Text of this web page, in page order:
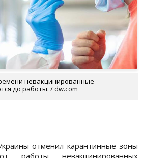
невакцинированные
до работы. / dw.com
отменил карантинные зоны
работы невакцинированных